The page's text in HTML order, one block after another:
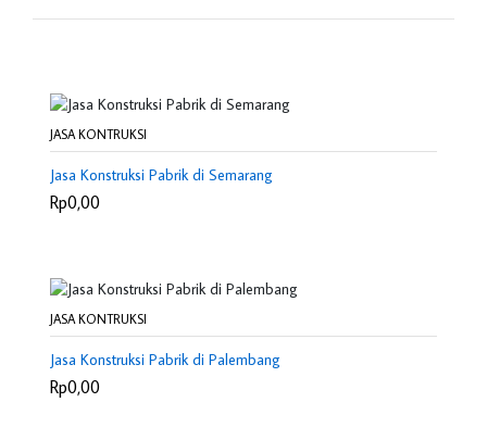
JASA KONTRUKSI
Jasa Konstruksi Pabrik di Semarang
Rp0,00
JASA KONTRUKSI
Jasa Konstruksi Pabrik di Palembang
Rp0,00